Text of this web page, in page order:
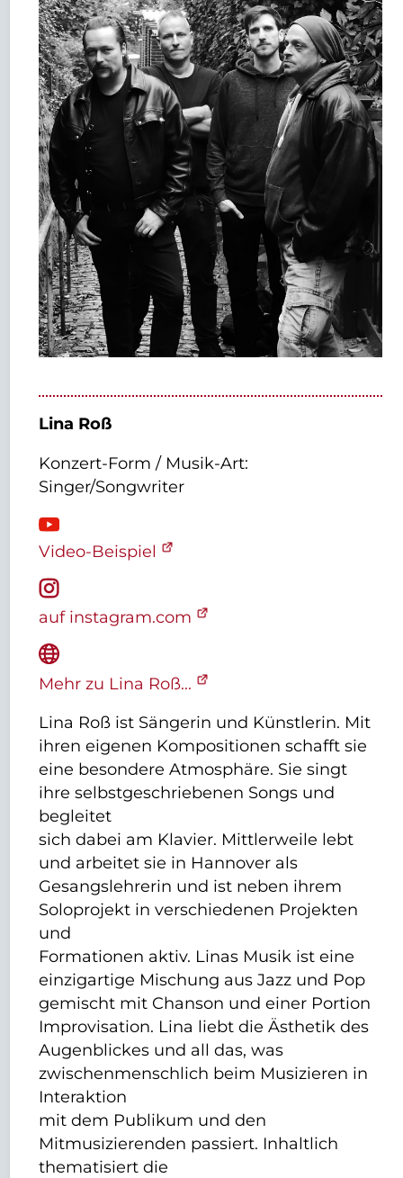
Lina Roß
Konzert-Form / Musik-Art:
Singer/Songwriter
Video-Beispiel
auf instagram.com
Mehr zu Lina Roß...
Lina Roß ist Sängerin und Künstlerin. Mit
ihren eigenen Kompositionen schafft sie
eine besondere Atmosphäre. Sie singt
ihre selbstgeschriebenen Songs und
begleitet
sich dabei am Klavier. Mittlerweile lebt
und arbeitet sie in Hannover als
Gesangslehrerin und ist neben ihrem
Soloprojekt in verschiedenen Projekten
und
Formationen aktiv. Linas Musik ist eine
einzigartige Mischung aus Jazz und Pop
gemischt mit Chanson und einer Portion
Improvisation. Lina liebt die Ästhetik des
Augenblickes und all das, was
zwischenmenschlich beim Musizieren in
Interaktion
mit dem Publikum und den
Mitmusizierenden passiert. Inhaltlich
thematisiert die